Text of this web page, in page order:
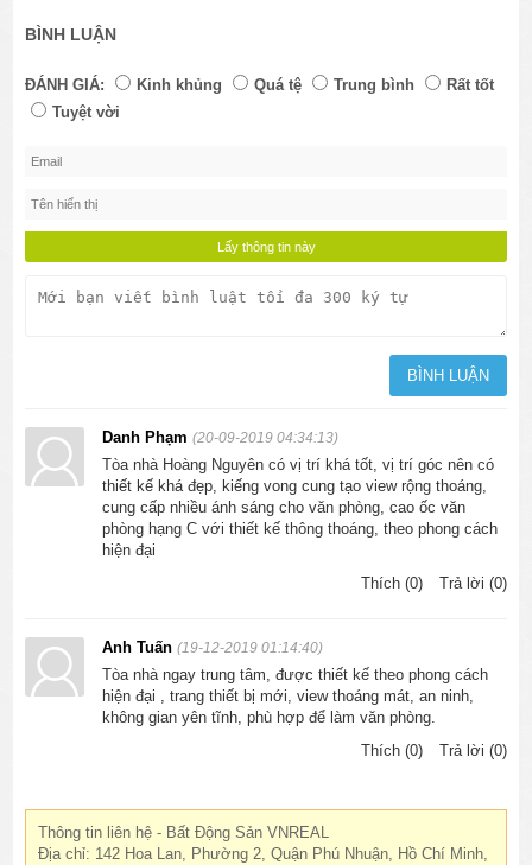
BÌNH LUẬN
ĐÁNH GIÁ: Kinh khủng Quá tệ Trung bình
Rất tốt
Tuyệt vời
Danh Phạm(20-09-2019 04:34:13)
Tòa nhà Hoàng Nguyên có vị trí khá tốt, vị trí góc nên có
thiết kế khá đẹp, kiếng vong cung tạo view rộng thoáng,
cung cấp nhiều ánh sáng cho văn phòng, cao ốc văn
phòng hạng C với thiết kế thông thoáng, theo phong cách
hiện đại
Thích (0)
Trả lời (0)
Anh Tuấn(19-12-2019 01:14:40)
Tòa nhà ngay trung tâm, được thiết kế theo phong cách
hiện đại , trang thiết bị mới, view thoáng mát, an ninh,
không gian yên tĩnh, phù hợp để làm văn phòng.
Thích (0)
Trả lời (0)
Thông tin liên hệ - Bất Động Sản VNREAL
Địa chỉ: 142 Hoa Lan, Phường 2, Quận Phú Nhuận, Hồ Chí Minh,